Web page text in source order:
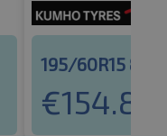
195/60R15 88H
€154.81